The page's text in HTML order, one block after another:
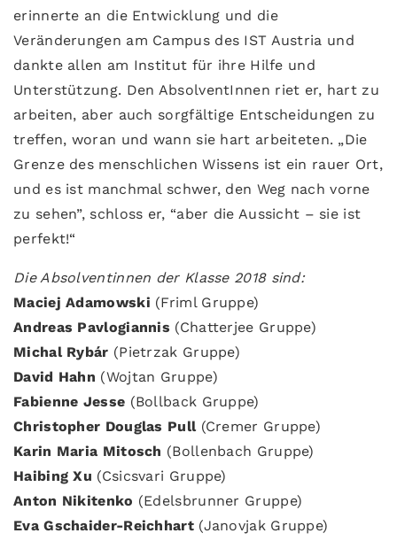
erinnerte an die Entwicklung und die
Veränderungen am Campus des IST Austria und
dankte allen am Institut für ihre Hilfe und
Unterstützung. Den AbsolventInnen riet er, hart zu
arbeiten, aber auch sorgfältige Entscheidungen zu
treffen, woran und wann sie hart arbeiteten. „Die
Grenze des menschlichen Wissens ist ein rauer Ort,
und es ist manchmal schwer, den Weg nach vorne
zu sehen”, schloss er, “aber die Aussicht – sie ist
perfekt!“
Die Absolventinnen der Klasse 2018 sind:
Maciej Adamowski (Friml Gruppe)
Andreas Pavlogiannis (Chatterjee Gruppe)
Michal Rybár (Pietrzak Gruppe)
David Hahn (Wojtan Gruppe)
Fabienne Jesse (Bollback Gruppe)
Christopher Douglas Pull(Cremer Gruppe)
Karin Maria Mitosch (Bollenbach Gruppe)
Haibing Xu (Csicsvari Gruppe)
Anton Nikitenko (Edelsbrunner Gruppe)
Eva Gschaider-Reichhart(Janovjak Gruppe)